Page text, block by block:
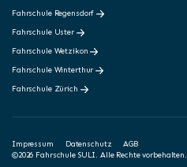
Fahrschule Regensdorf
Fahrschule Uster
Fahrschule Wetzikon
Fahrschule Winterthur
Fahrschule Zürich
Impressum Datenschutz
AGB
©2026 Fahrschule SULI. Alle Rechte vorbehalten.